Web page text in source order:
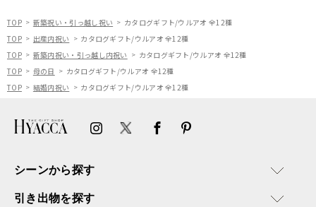
TOP 新築祝い・引っ越し祝い
カタログギフト/ウルアオ 全12種
TOP
出産内祝い
カタログギフト/ウルアオ 全12種
TOP
新築内祝い・引っ越し内祝い
カタログギフト/ウルアオ 全12種
TOP
母の日
カタログギフト/ウルアオ 全12種
TOP
結婚内祝い カタログギフト/ウルアオ 全12種
シーンから探す
引き出物を探す